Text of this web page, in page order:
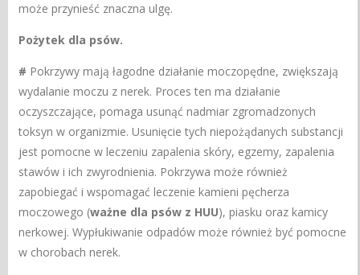
może przynieść znaczna ulgę.
Pożytek dla psów.
# Pokrzywy mają łagodne działanie moczopędne, zwiększają
wydalanie moczu z nerek. Proces ten ma działanie
oczyszczające, pomaga usunąć nadmiar zgromadzonych
toksyn w organizmie. Usunięcie tych niepożądanych substancji
jest pomocne w leczeniu zapalenia skóry, egzemy, zapalenia
stawów i ich zwyrodnienia. Pokrzywa może również
zapobiegać i wspomagać leczenie kamieni pęcherza
moczowego (ważne dla psów z HUU), piasku oraz kamicy
nerkowej. Wypłukiwanie odpadów może również być pomocne
w chorobach nerek.